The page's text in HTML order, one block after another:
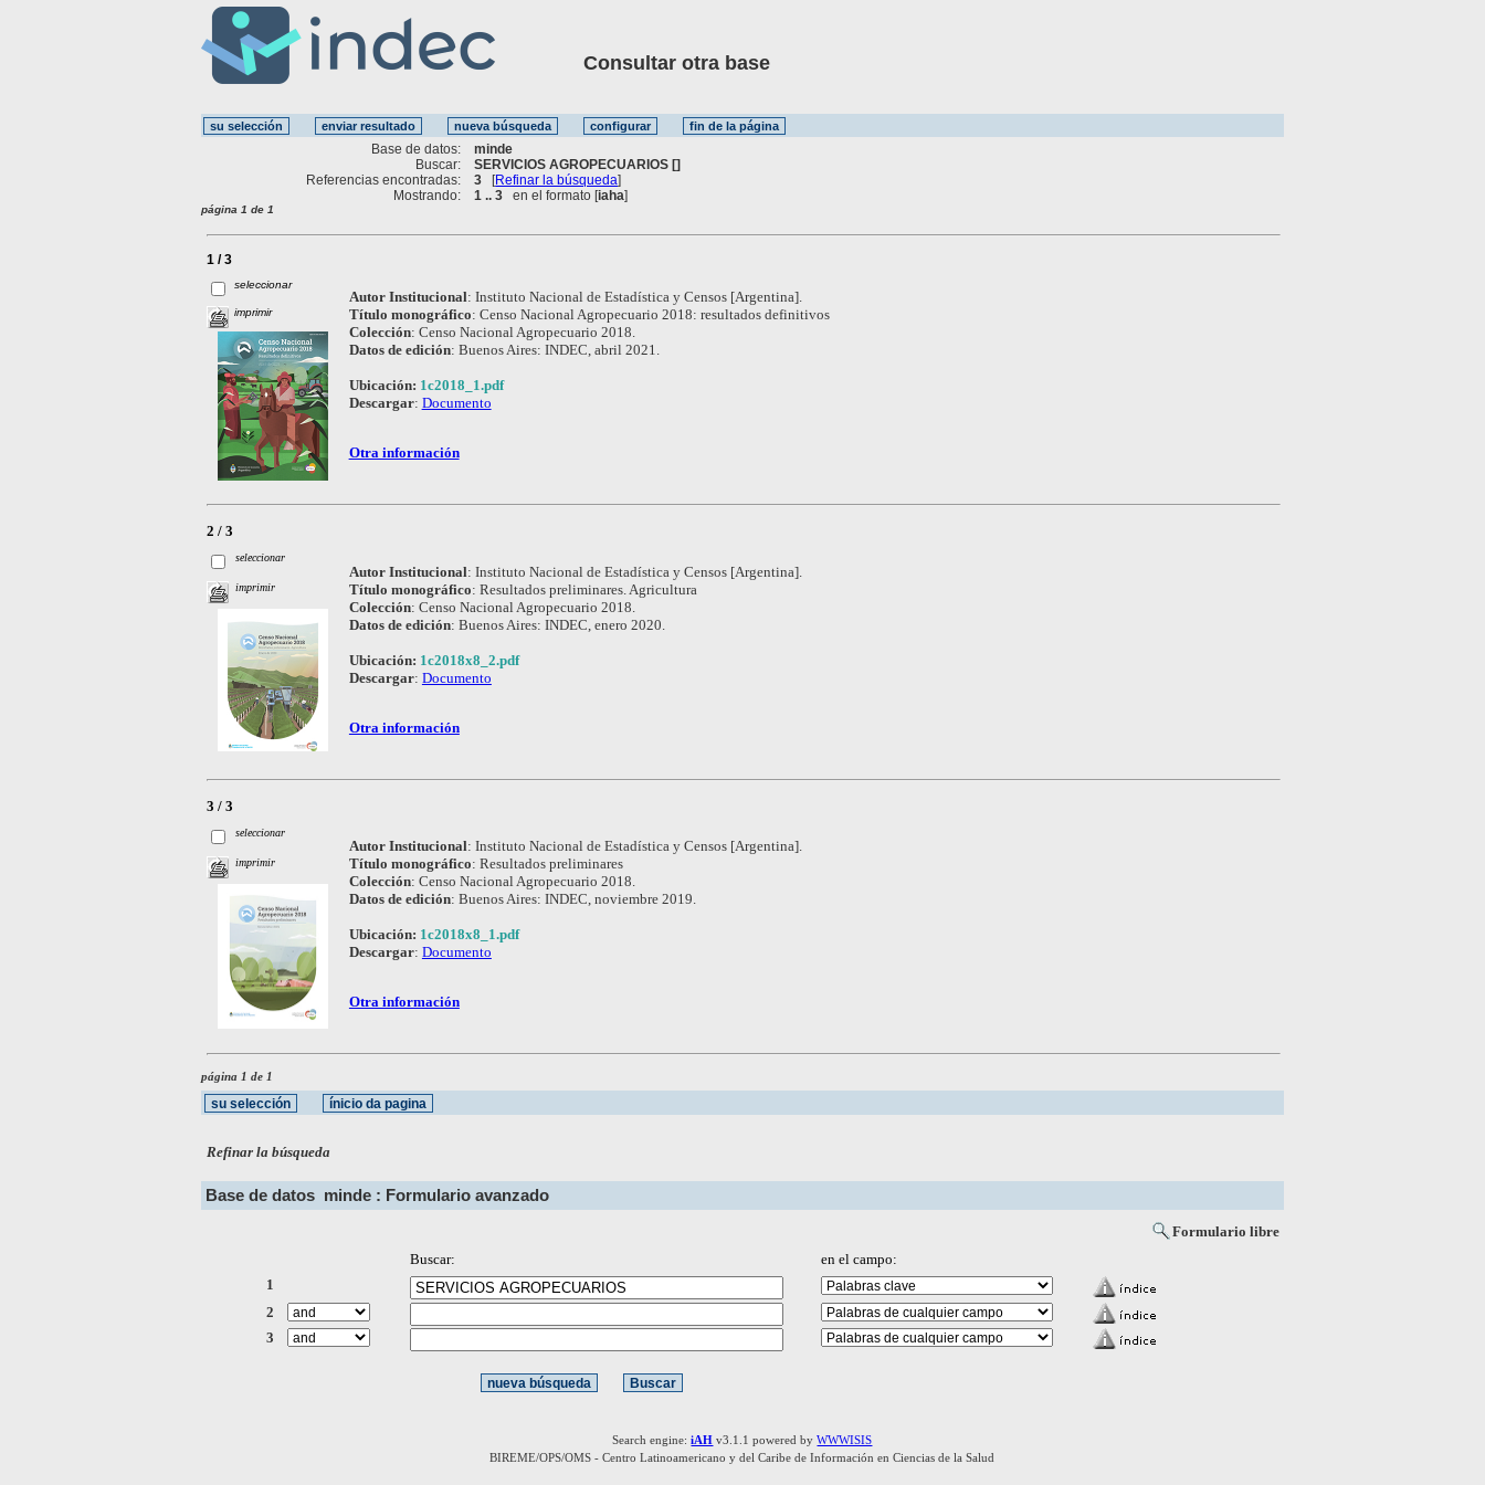
Consultar otra base
Base de datos:
minde
Buscar:
SERVICIOS AGROPECUARIOS []
Referencias encontradas:
3 [Refinar la búsqueda]
Mostrando:
1 .. 3 en el formato [iaha]
página 1 de 1
1 / 3
seleccionar
imprimir
Autor Institucional: Instituto Nacional de Estadística y Censos [Argentina].
Título monográfico: Censo Nacional Agropecuario 2018: resultados definitivos
Colección: Censo Nacional Agropecuario 2018.
Datos de edición: Buenos Aires: INDEC, abril 2021.
Ubicación: 1c2018_1.pdf
Descargar: Documento
Otra información
2 / 3
seleccionar
imprimir
Autor Institucional: Instituto Nacional de Estadística y Censos [Argentina].
Título monográfico: Resultados preliminares. Agricultura
Colección: Censo Nacional Agropecuario 2018.
Datos de edición: Buenos Aires: INDEC, enero 2020.
Ubicación: 1c2018x8_2.pdf
Descargar: Documento
Otra información
3 / 3
seleccionar
imprimir
Autor Institucional: Instituto Nacional de Estadística y Censos [Argentina].
Título monográfico: Resultados preliminares
Colección: Censo Nacional Agropecuario 2018.
Datos de edición: Buenos Aires: INDEC, noviembre 2019.
Ubicación: 1c2018x8_1.pdf
Descargar: Documento
Otra información
página 1 de 1
Refinar la búsqueda
Base de datos minde : Formulario avanzado
Formulario libre
Buscar:
en el campo:
1
2
3
Search engine:iAH v3.1.1 powered byWWWISIS
BIREME/OPS/OMS - Centro Latinoamericano y del Caribe de Información en Ciencias de la Salud